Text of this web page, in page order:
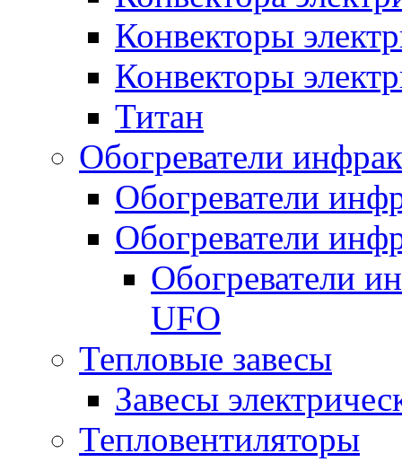
Конвекторы
Конвекторы
Титан
Обогреватели
Обогреватели
Обогреватели
Обогреватели
UFO
Тепловые завесы
Завесы
Тепловентиляторы